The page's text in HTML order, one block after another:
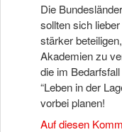
Die
sollten sich
stärker
Akademien zu
die im
“Leben in der
vorbei planen!
Auf diesen